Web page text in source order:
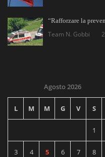
“Rafforzare la
Team N. Gobbi
Agosto 2026
L M M G V S
1
3 4 5 6 7 8